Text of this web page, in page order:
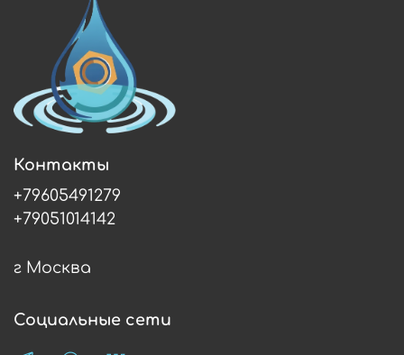
Контакты
+79605491279
+79051014142
г Москва
Социальные сети